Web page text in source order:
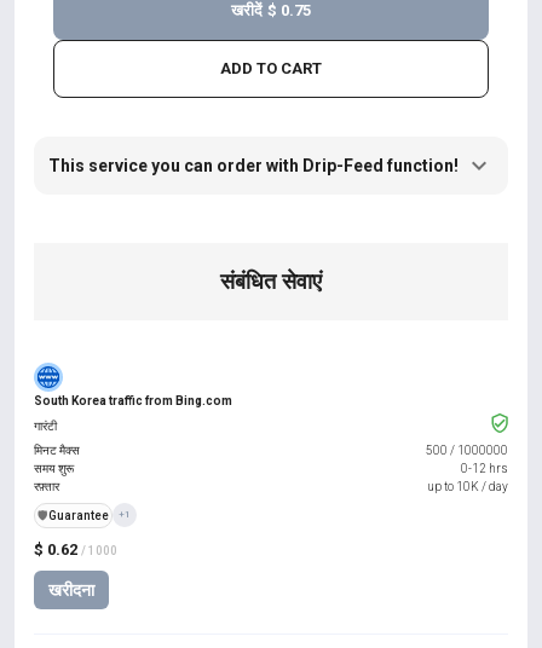
ADD TO CART
खरीदें $ 0.75
This service you can order with Drip-Feed function!
संबंधित सेवाएं
South Korea traffic from Bing.com
$ 0.62 / 1000
खरीदना
गारंटी
मिनट मैक्स
500 / 1000000
समय शुरू
0-12 hrs
रफ़्तार
up to 10K / day
️🛡️Guarantee +1